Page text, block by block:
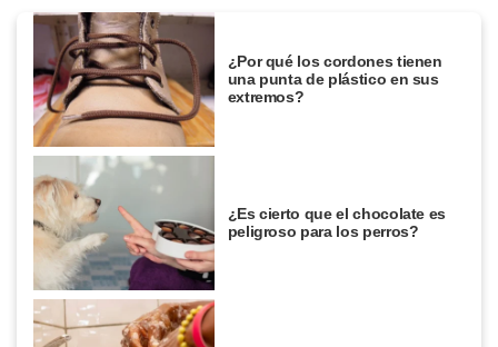
¿Por qué los cordones tienen
una punta de plástico en sus
extremos?
¿Es cierto que el chocolate es
peligroso para los perros?